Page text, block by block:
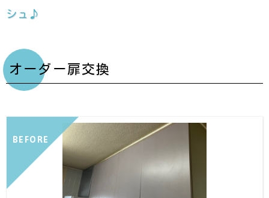
シュ♪
オーダー扉交換
BEFORE